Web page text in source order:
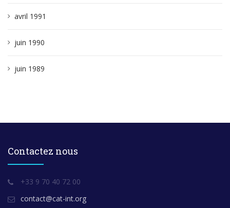
avril 1991
juin 1990
juin 1989
Contactez nous
+33 9 70 40 72 00
contact@cat-int.org